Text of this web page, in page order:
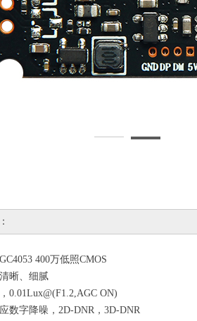
GC4053 400万低照CMOS
晰、细腻
0.01Lux@(F1.2,AGC ON)
数字降噪，2D-DNR，3D-DNR